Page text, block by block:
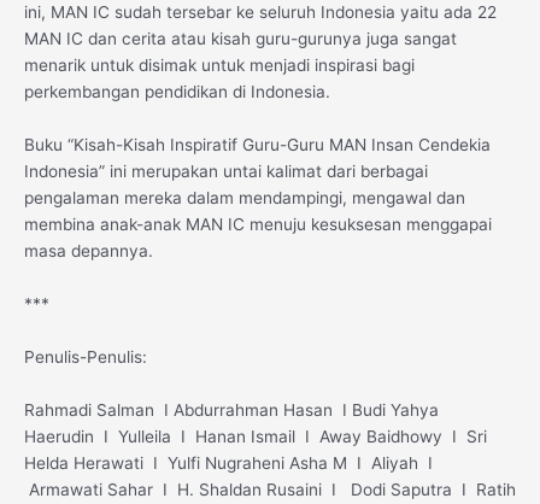
ini, MAN IC sudah tersebar ke seluruh Indonesia yaitu ada 22
MAN IC dan cerita atau kisah guru-gurunya juga sangat
menarik untuk disimak untuk menjadi inspirasi bagi
perkembangan pendidikan di Indonesia.
Buku “Kisah-Kisah Inspiratif Guru-Guru MAN Insan Cendekia
Indonesia” ini merupakan untai kalimat dari berbagai
pengalaman mereka dalam mendampingi, mengawal dan
membina anak-anak MAN IC menuju kesuksesan menggapai
masa depannya.
***
Penulis-Penulis:
Rahmadi Salman I Abdurrahman Hasan I Budi Yahya
Haerudin I Yulleila I Hanan Ismail I Away Baidhowy I Sri
Helda Herawati I Yulfi Nugraheni Asha M I Aliyah I
Armawati Sahar I H. Shaldan Rusaini I Dodi Saputra I Ratih